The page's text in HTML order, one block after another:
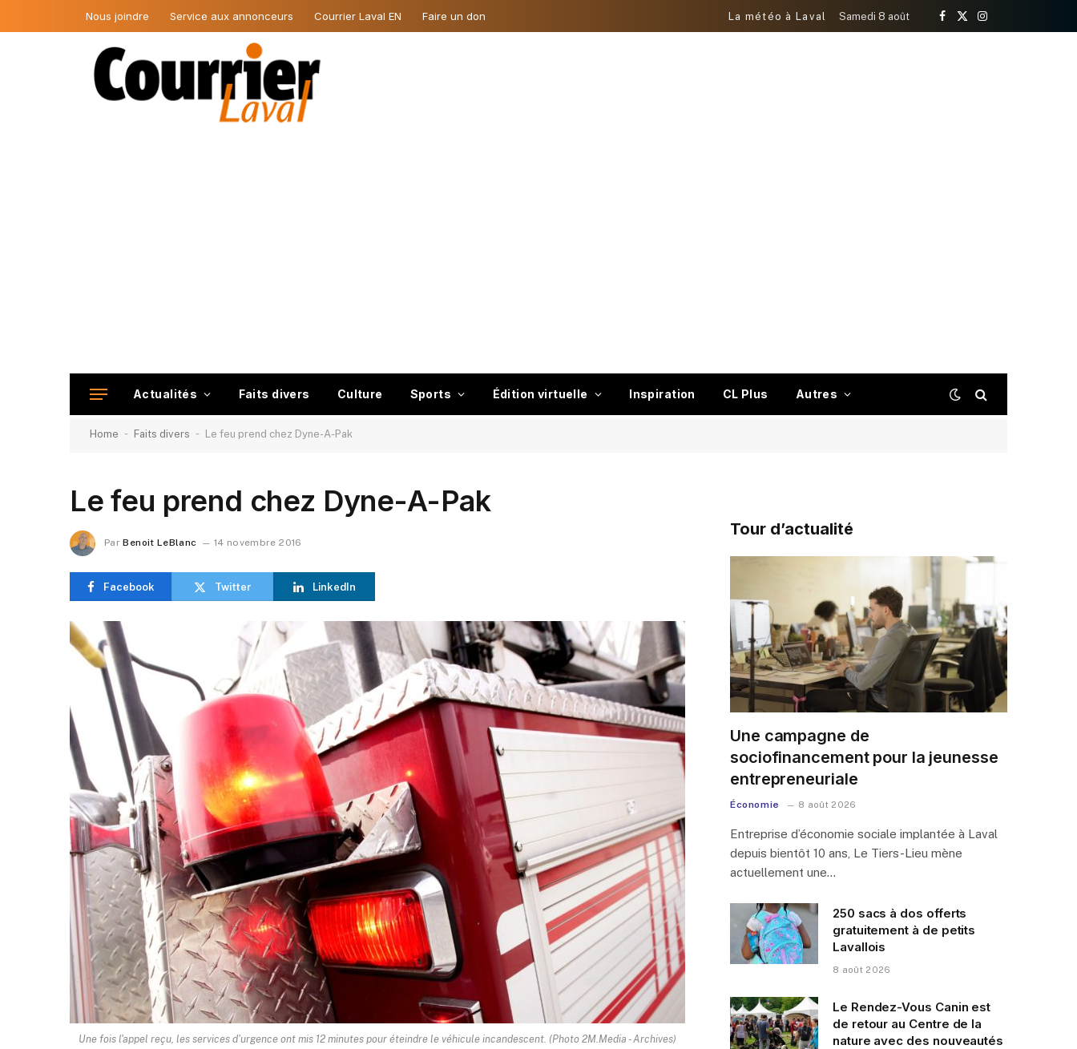
Nous joindre Service aux annonceurs Courrier Laval EN Faire un don La météo à Laval Samedi 8 août
Facebook
X
Instagram
Actualités Faits divers Culture Sports Édition virtuelle Inspiration CL Plus Autres
Home - Faits divers - Le feu prend chez Dyne-A-Pak
Le feu prend chez Dyne-A-Pak
Par Benoit LeBlanc 14 novembre 2016
Facebook Twitter LinkedIn
Une fois l'appel reçu, les services d'urgence ont mis 12 minutes pour éteindre le véhicule incandescent. (Photo 2M.Media - Archives)
Tour d’actualité
Une campagne de
sociofinancement pour la jeunesse
entrepreneuriale
Économie 8 août 2026
Entreprise d’économie sociale implantée à Laval
depuis bientôt 10 ans, Le Tiers-Lieu mène
actuellement une…
250 sacs à dos offerts
gratuitement à de petits
Lavallois
8 août 2026
Le Rendez-Vous Canin est
de retour au Centre de la
nature avec des nouveautés